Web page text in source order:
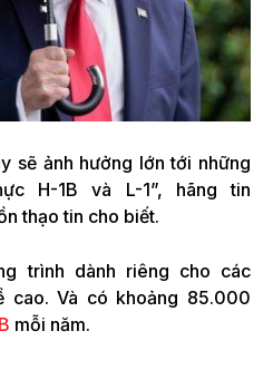
sẽ ảnh hưởng lớn tới những
H-1B và L-1”, hãng tin
thạo tin cho biết.
trình dành riêng cho các
cao. Và có khoảng 85.000
mỗi năm.